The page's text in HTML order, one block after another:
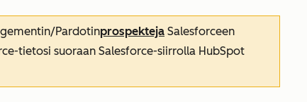
Pardotinprospekteja Salesforceen
tietosi suoraan Salesforce-siirrolla HubSpot